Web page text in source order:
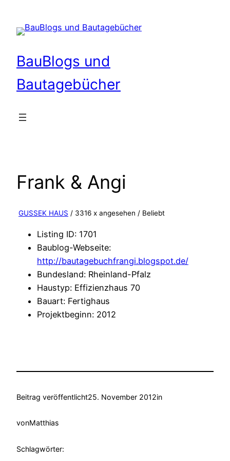
Inhalt
springen
BauBlogs und
Bautagebücher
Frank & Angi
GUSSEK HAUS / 3316 x angesehen / Beliebt
Listing ID: 1701
Baublog-Webseite:
http://bautagebuchfrangi.blogspot.de/
Bundesland: Rheinland-Pfalz
Haustyp: Effizienzhaus 70
Bauart: Fertighaus
Projektbeginn: 2012
Beitrag veröffentlicht25. November 2012in
vonMatthias
Schlagwörter: